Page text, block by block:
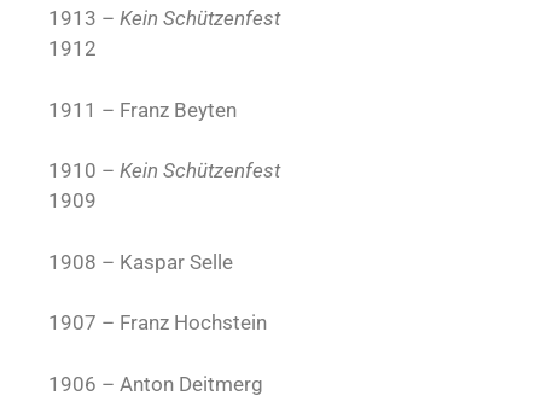
1913 – Kein Schützenfest
1912
1911 – Franz Beyten
1910 – Kein Schützenfest
1909
1908 – Kaspar Selle
1907 – Franz Hochstein
1906 – Anton Deitmerg